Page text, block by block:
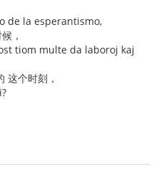
de la esperantismo,
，
tiom multe da laboroj kaj
这个时刻，